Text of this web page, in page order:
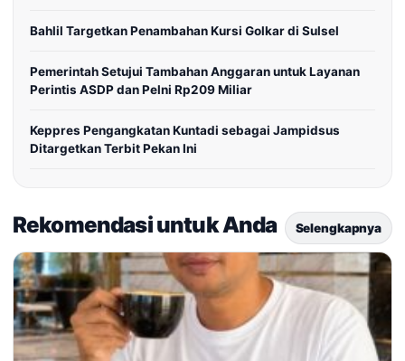
Bahlil Targetkan Penambahan Kursi Golkar di Sulsel
Pemerintah Setujui Tambahan Anggaran untuk Layanan
Perintis ASDP dan Pelni Rp209 Miliar
Keppres Pengangkatan Kuntadi sebagai Jampidsus
Ditargetkan Terbit Pekan Ini
Rekomendasi untuk Anda Selengkapnya